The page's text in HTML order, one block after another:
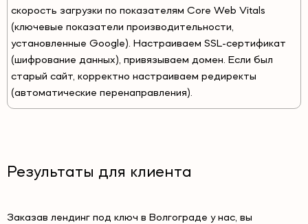
скорость загрузки по показателям Core Web Vitals
(ключевые показатели производительности,
установленные Google). Настраиваем SSL-сертификат
(шифрование данных), привязываем домен. Если был
старый сайт, корректно настраиваем редиректы
(автоматические перенаправления).
Результаты для клиента
Заказав лендинг под ключ в Волгограде у нас, вы